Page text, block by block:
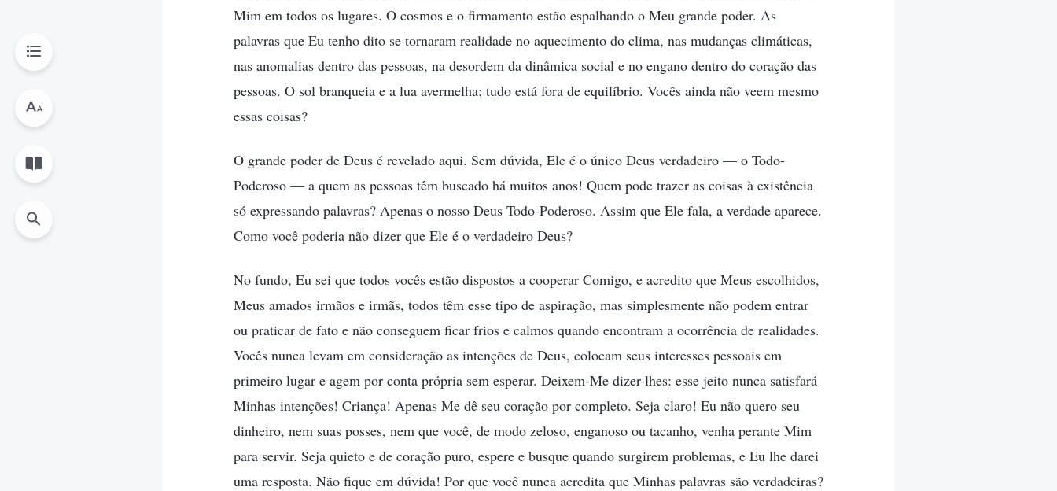
Mim em todos os lugares. O cosmos e o firmamento estão espalhando o Meu grande poder. As
palavras que Eu tenho dito se tornaram realidade no aquecimento do clima, nas mudanças climáticas,
nas anomalias dentro das pessoas, na desordem da dinâmica social e no engano dentro do coração das
pessoas. O sol branqueia e a lua avermelha; tudo está fora de equilíbrio. Vocês ainda não veem mesmo
essas coisas?
O grande poder de Deus é revelado aqui. Sem dúvida, Ele é o único Deus verdadeiro — o Todo-
Poderoso — a quem as pessoas têm buscado há muitos anos! Quem pode trazer as coisas à existência
só expressando palavras? Apenas o nosso Deus Todo-Poderoso. Assim que Ele fala, a verdade aparece.
Como você poderia não dizer que Ele é o verdadeiro Deus?
No fundo, Eu sei que todos vocês estão dispostos a cooperar Comigo, e acredito que Meus escolhidos,
Meus amados irmãos e irmãs, todos têm esse tipo de aspiração, mas simplesmente não podem entrar
ou praticar de fato e não conseguem ficar frios e calmos quando encontram a ocorrência de realidades.
Vocês nunca levam em consideração as intenções de Deus, colocam seus interesses pessoais em
primeiro lugar e agem por conta própria sem esperar. Deixem-Me dizer-lhes: esse jeito nunca satisfará
Minhas intenções! Criança! Apenas Me dê seu coração por completo. Seja claro! Eu não quero seu
dinheiro, nem suas posses, nem que você, de modo zeloso, enganoso ou tacanho, venha perante Mim
para servir. Seja quieto e de coração puro, espere e busque quando surgirem problemas, e Eu lhe darei
uma resposta. Não fique em dúvida! Por que você nunca acredita que Minhas palavras são verdadeiras?